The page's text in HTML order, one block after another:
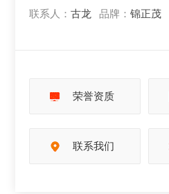
联系人：古龙 品牌：锦正茂
荣誉资质
联系我们